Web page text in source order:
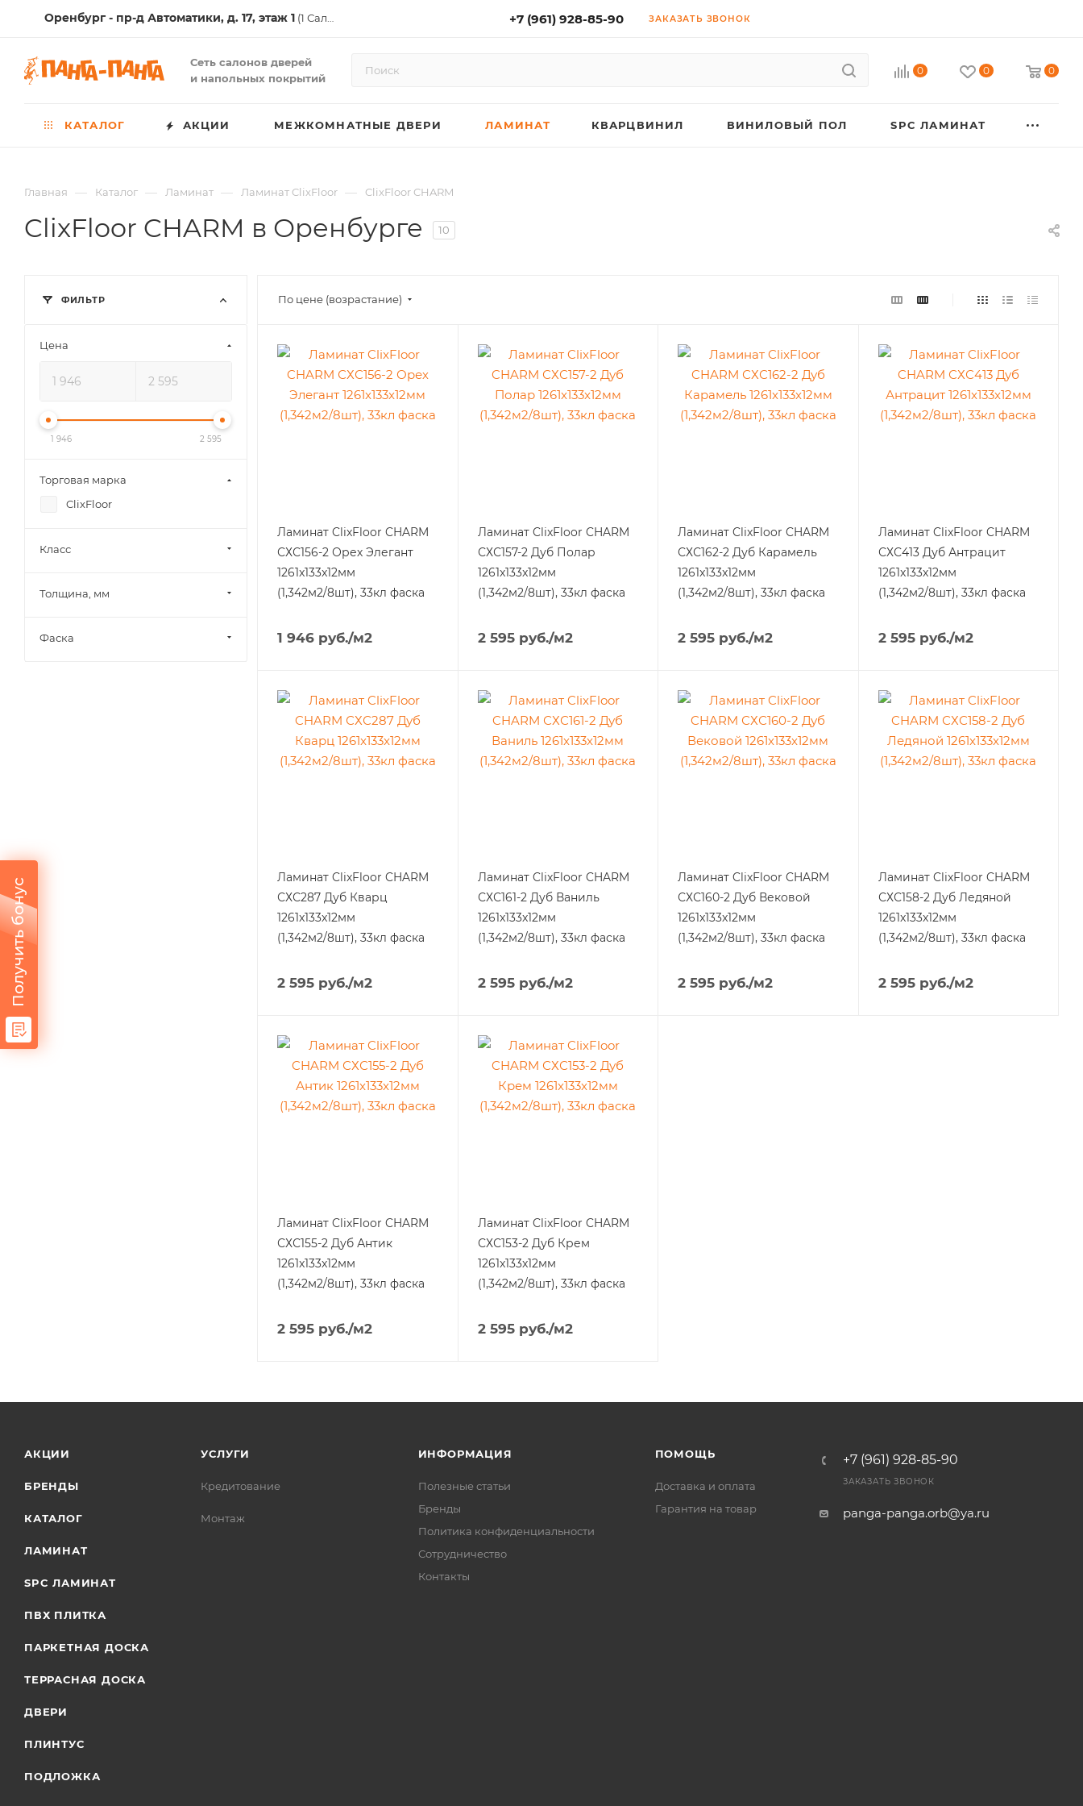
Оренбург - пр-д Автоматики, д. 17, этаж 1 (1 Салон ) +7 (961) 928-85-90 ЗАКАЗАТЬ ЗВОНОК
Сеть салонов дверей
и напольных покрытий
0 0 0
КАТАЛОГ АКЦИИ МЕЖКОМНАТНЫЕ ДВЕРИ ЛАМИНАТ КВАРЦВИНИЛ ВИНИЛОВЫЙ ПОЛ SPC ЛАМИНАТ
Главная — Каталог — Ламинат — Ламинат ClixFloor — ClixFloor CHARM
ClixFloor CHARM в Оренбурге 10
По цене (возрастание)
Ламинат ClixFloor CHARM
СХС156-2 Орех Элегант
1261x133x12мм
(1,342м2/8шт), 33кл фаска
1 946 руб./м2
Ламинат ClixFloor CHARM
СХС157-2 Дуб Полар
1261x133x12мм
(1,342м2/8шт), 33кл фаска
2 595руб./м2
Ламинат ClixFloor CHARM
СХС162-2 Дуб Карамель
1261x133x12мм
(1,342м2/8шт), 33кл фаска
2 595 руб./м2
Ламинат ClixFloor CHARM
СХС413 Дуб Антрацит
1261x133x12мм
(1,342м2/8шт), 33кл фаска
2 595руб./м2
Ламинат ClixFloor CHARM
СХС287 Дуб Кварц
1261x133x12мм
(1,342м2/8шт), 33кл фаска
2 595 руб./м2
Ламинат ClixFloor CHARM
СХС161-2 Дуб Ваниль
1261x133x12мм
(1,342м2/8шт), 33кл фаска
2 595руб./м2
Ламинат ClixFloor CHARM
СХС160-2 Дуб Вековой
1261x133x12мм
(1,342м2/8шт), 33кл фаска
2 595 руб./м2
Ламинат ClixFloor CHARM
СХС158-2 Дуб Ледяной
1261x133x12мм
(1,342м2/8шт), 33кл фаска
2 595руб./м2
Ламинат ClixFloor CHARM
СХС155-2 Дуб Антик
1261x133x12мм
(1,342м2/8шт), 33кл фаска
2 595 руб./м2
Ламинат ClixFloor CHARM
СХС153-2 Дуб Крем
1261x133x12мм
(1,342м2/8шт), 33кл фаска
2 595руб./м2
ФИЛЬТР
Цена
1 946 2 595
Торговая марка
ClixFloor
Класс
Толщина, мм
Фаска
АКЦИИ
БРЕНДЫ
КАТАЛОГ
ЛАМИНАТ
SPC ЛАМИНАТ
ПВХ ПЛИТКА
ПАРКЕТНАЯ ДОСКА
ТЕРРАСНАЯ ДОСКА
ДВЕРИ
ПЛИНТУС
ПОДЛОЖКА
УСЛУГИ
Кредитование
Монтаж
ИНФОРМАЦИЯ
Полезные статьи
Бренды
Политика конфиденциальности
Сотрудничество
Контакты
ПОМОЩЬ
Доставка и оплата
Гарантия на товар
+7 (961) 928-85-90
ЗАКАЗАТЬ ЗВОНОК
panga-panga.orb@ya.ru
Получить бонус